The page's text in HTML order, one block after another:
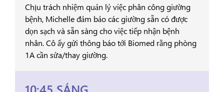
Chịu trách nhiệm quản lý việc phân công giường
bệnh, Michelle đảm bảo các giường sẵn có được
dọn sạch và sẵn sàng cho việc tiếp nhận bệnh
nhân. Cô ấy gửi thông báo tới Biomed rằng phòng
1A cần sửa/thay giường.